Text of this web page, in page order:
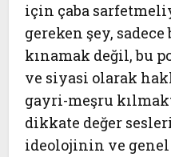
için çaba
gereken şey,
kınamak değil, bu
ve siyasi olarak
gayri-meşru
dikkate değer
ideolojinin ve